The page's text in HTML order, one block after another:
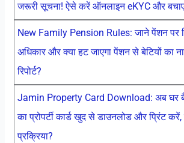
जरूरी सूचना! ऐसे करें ऑनलाइन eKYC और बचाएं
New Family Pension Rules: जाने पेंशन पर
अधिकार और क्या हट जाएगा पेंशन से बेटियों का
रिपोर्ट?
Jamin Property Card Download: अब घर
का प्रोपर्टी कार्ड खुद से डाउनलोड और प्रिंट करें,
प्रक्रिया?